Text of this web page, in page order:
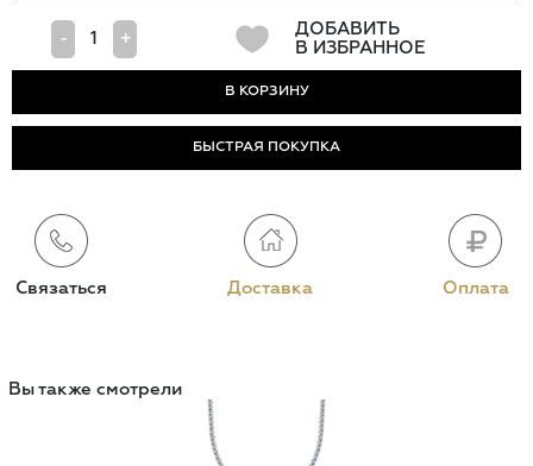
- +
ДОБАВИТЬ
В ИЗБРАННОЕ
БЫСТРАЯ ПОКУПКА
Связаться Доставка Оплата
Вы также смотрели